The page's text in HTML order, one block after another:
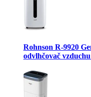
Rohnson R-9920
odvlhčovač